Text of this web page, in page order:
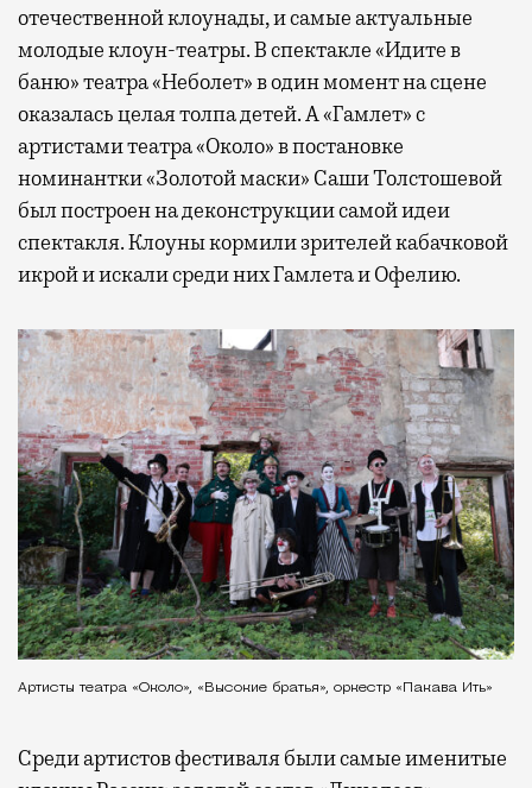
отечественной клоунады, и самые актуальные
молодые клоун-театры. В спектакле «Идите в
баню» театра «Неболет» в один момент на сцене
оказалась целая толпа детей. А «Гамлет» с
артистами театра «Около» в постановке
номинантки «Золотой маски» Саши Толстошевой
был построен на деконструкции самой идеи
спектакля. Клоуны кормили зрителей кабачковой
икрой и искали среди них Гамлета и Офелию.
Артисты театра «Около», «Высокие братья», оркестр «Пакава Ить»
Среди артистов фестиваля были самые именитые